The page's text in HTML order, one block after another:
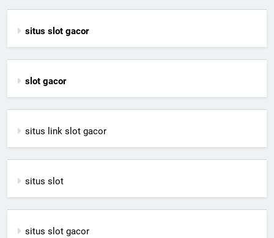
situs slot gacor
slot gacor
situs link slot gacor
situs slot
situs slot gacor